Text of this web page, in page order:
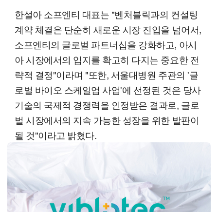
한설아 소프엔티 대표는 "벤처블릭과의 컨설팅
계약 체결은 단순히 새로운 시장 진입을 넘어서,
소프엔티의 글로벌 파트너십을 강화하고, 아시
아 시장에서의 입지를 확고히 다지는 중요한 전
략적 결정"이라며 "또한, 서울대병원 주관의 '글
로벌 바이오 스케일업 사업'에 선정된 것은 당사
기술의 국제적 경쟁력을 인정받은 결과로, 글로
벌 시장에서의 지속 가능한 성장을 위한 발판이
될 것"이라고 밝혔다.